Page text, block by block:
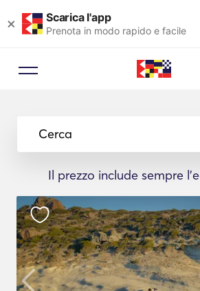
× Scarica l'app
Prenota in modo rapido e facile
Cerca
Il prezzo include sempre